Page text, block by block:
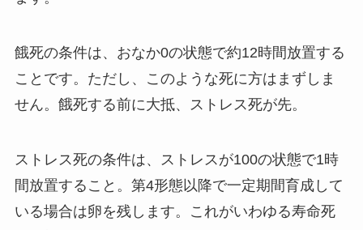
餓死の条件は、おなか0の状態で約12時間放置する
ことです。ただし、このような死に方はまずしま
せん。餓死する前に大抵、ストレス死が先。
ストレス死の条件は、ストレスが100の状態で1時
間放置すること。第4形態以降で一定期間育成して
いる場合は卵を残します。これがいわゆる寿命死